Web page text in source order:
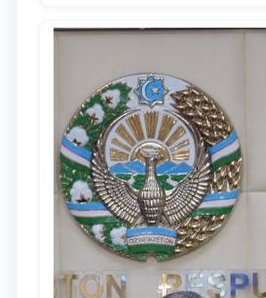
Мажлису и народу Узбекистана